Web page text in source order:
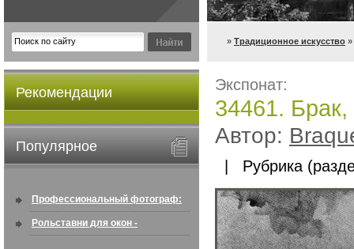
» Традиционное искусство
Рекомендации
Популярное
Профессиональный фотограф:
искусство создавать снимки, ...
Рольставни для окон -
Экспонат:
34461.
Автор:
| Рубрика